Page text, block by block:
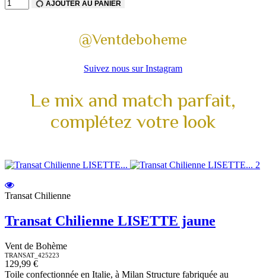
AJOUTER AU PANIER
@Ventdeboheme
Suivez nous sur Instagram
Le mix and match parfait,
complétez votre look
Transat Chilienne
Transat Chilienne LISETTE jaune
Vent de Bohème
TRANSAT_425223
129,99 €
Toile confectionnée en Italie, à Milan Structure fabriquée au